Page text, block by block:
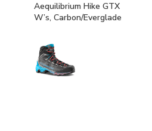
Aequilibrium Hike GTX
W’s, Carbon/Everglade